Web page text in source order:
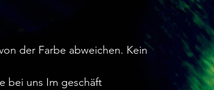
der Farbe abweichen. Kein
bei uns Im geschäft